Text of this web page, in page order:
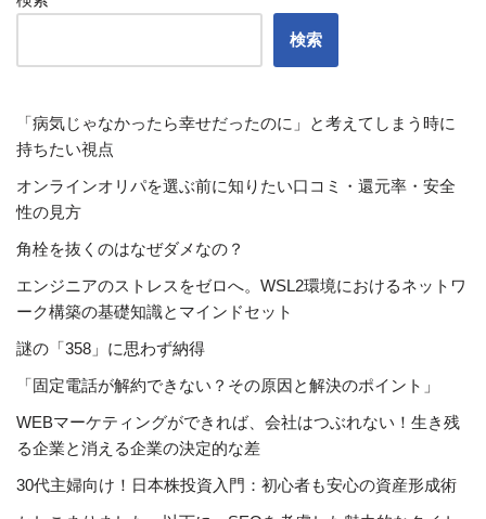
検索
「病気じゃなかったら幸せだったのに」と考えてしまう時に
持ちたい視点
オンラインオリパを選ぶ前に知りたい口コミ・還元率・安全
性の見方
角栓を抜くのはなぜダメなの？
エンジニアのストレスをゼロへ。WSL2環境におけるネットワ
ーク構築の基礎知識とマインドセット
謎の「358」に思わず納得
「固定電話が解約できない？その原因と解決のポイント」
WEBマーケティングができれば、会社はつぶれない！生き残
る企業と消える企業の決定的な差
30代主婦向け！日本株投資入門：初心者も安心の資産形成術